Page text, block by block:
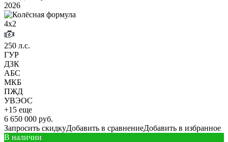
2026
4х2
250 л.с.
ГУР
ДЗК
АБС
МКБ
ПЖД
УВЭОС
+15 еще
6 650 000 руб.
Запросить скидкуДобавить в сравнениеДобавить в избранное
В наличии